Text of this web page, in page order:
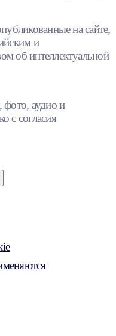
на сайте,
и
об интеллектуальной
фото, аудио и
с согласия